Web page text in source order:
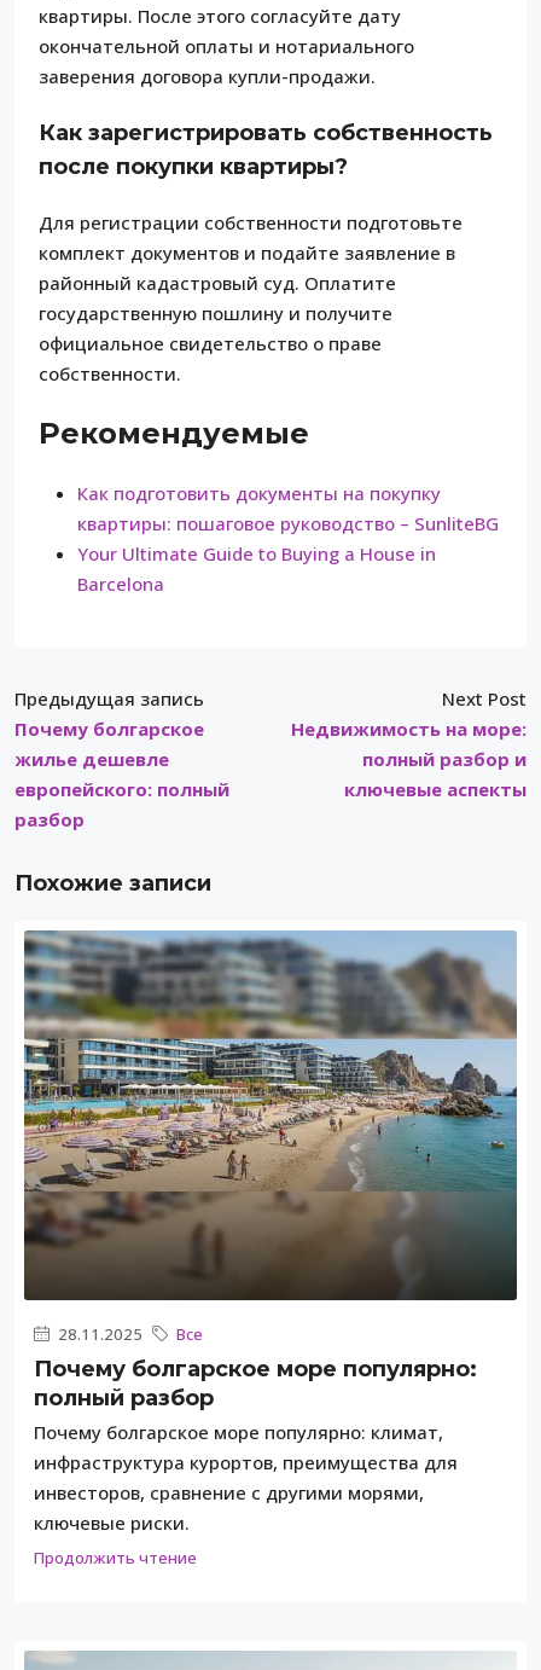
квартиры. После этого согласуйте дату
окончательной оплаты и нотариального
заверения договора купли-продажи.
Как зарегистрировать собственность
после покупки квартиры?
Для регистрации собственности подготовьте
комплект документов и подайте заявление в
районный кадастровый суд. Оплатите
государственную пошлину и получите
официальное свидетельство о праве
собственности.
Рекомендуемые
Как подготовить документы на покупку
квартиры: пошаговое руководство – SunliteBG
Your Ultimate Guide to Buying a House in
Barcelona
Предыдущая запись
Почему болгарское
жилье дешевле
европейского: полный
разбор
Next Post
Недвижимость на море:
полный разбор и
ключевые аспекты
Похожие записи
28.11.2025 Все
Почему болгарское море популярно:
полный разбор
Почему болгарское море популярно: климат,
инфраструктура курортов, преимущества для
инвесторов, сравнение с другими морями,
ключевые риски.
Продолжить чтение